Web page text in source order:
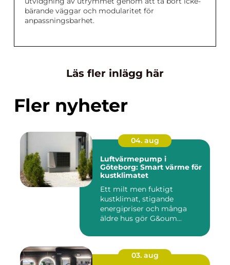
bärande väggar och modularitet för
anpassningsbarhet.
Läs fler inlägg här
Fler nyheter
04. aug
Luftvärmepump i
Göteborg: Smart värme för
kustklimatet
Ett milt men fuktigt
kustklimat, stigande
energipriser och många
äldre hus gör G&oum...
03. aug